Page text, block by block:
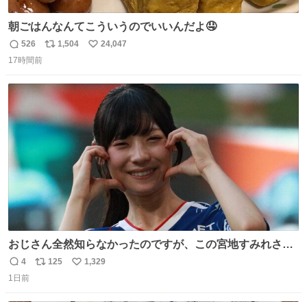
朝ごはんなんてこういうのでいいんだよ🤤
返
信
526
リ
ト
1,504
い
数
24,047
17時間前
おじさん全然知らなかったのですが、この宮地すみれさん
（日向坂46）はマリサポだったのですね。 カメラ目線でに
っこりしていただいたので撮影したものの、全然誰だか知
返
信
4
リ
125
い
1,329
1日前